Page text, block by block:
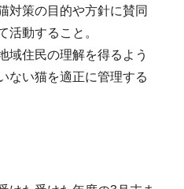
対策の目的や方針に賛同
活動すること。
域住民の理解を得るよう
ない猫を適正に管理する